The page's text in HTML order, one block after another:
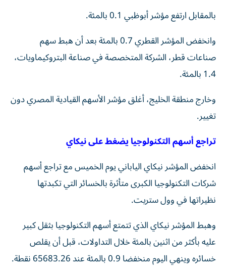
بالمقابل ارتفع مؤشر أبوظبي 0.1 بالمئة.
وانخفض المؤشر القطري 0.7 ​بالمئة بعد أن هبط سهم
صناعات قطر، الشركة المتخصصة في صناعة البتروكيماويات،
1.4 بالمئة.
وخارج منطقة الخليج، أغلق مؤشر الأسهم القيادية المصري ⁠دون
تغيير.
تراجع أسهم التكنولوجيا يضغط على نيكاي
انخفض المؤشر نيكاي الياباني يوم الخميس مع تراجع أسهم
شركات التكنولوجيا الكبرى متأثرة بالخسائر التي تكبدتها
نظيراتها في وول ‌ستريت.
وهبط المؤشر نيكاي الذي تتمتع أسهم التكنولوجيا بثقل كبير
عليه بأكثر من اثنين بالمئة خلال التداولات، قبل أن يقلص
‌خسائره وينهي اليوم منخفضا 0.9 بالمئة عند 65683.26 نقطة.